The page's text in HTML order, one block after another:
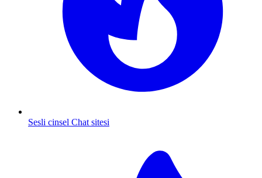
Sesli cinsel Chat sitesi